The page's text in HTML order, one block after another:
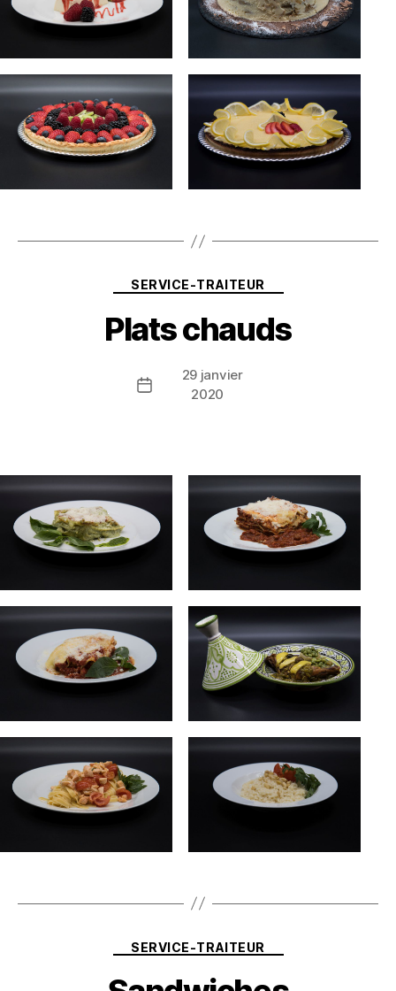
Catégories
SERVICE-TRAITEUR
Plats chauds
Date
29 janvier
2020
Catégories
SERVICE-TRAITEUR